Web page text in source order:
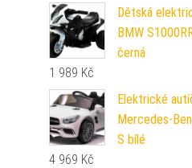
Dětská
BMW
černá
1 989 Kč
Elektrické
Mercedes-
S bílé
4 969 Kč